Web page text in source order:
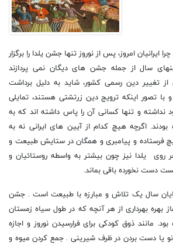
ایرانیان امروز، پس از نوروز تنها جشن یلدا را برگزار
سال از جمله جشن های دیگان نمی پردازند
تغییر دین رسمی کشور، شاید به دلیل برداشت
با تصور اینکه ترویج دین زرتشتی هستند، تمایلی
نداشته و تنها کسانی آن را پاس داشته اند که به
بودند. اگرچه هیچ کدام از آیین های ایرانی نه به
فرستاده و پیامبری و همگان در ستایش طبیعت و
یلدا نیز چون بیشتر به واسطه روستائیان و
دست نخورده باقی بماند.
سال یک تلاش و مبارزه با طبیعت است . جشن
بهره بهرداری از هر آنچه که در طول سیاه زمستان
بود. مانند ذوق کودکی برای فرارسیدن نوروز و اجازه
یا دست بردن در ظرف شیرینی . جمع کردن میوه و